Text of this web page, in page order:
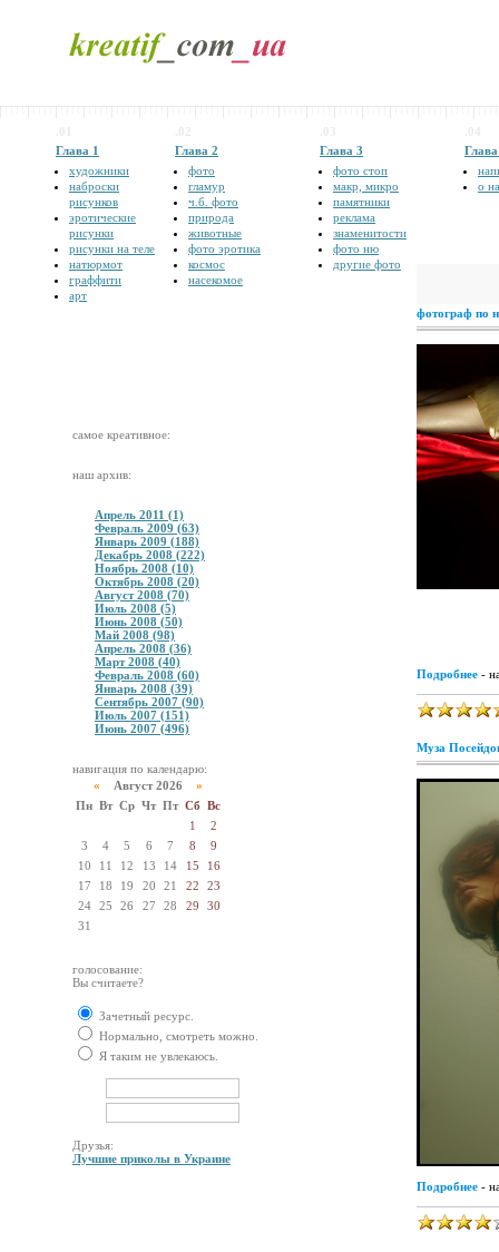
Глава 1
художники
наброски
рисунков
эротические
рисунки
рисунки на теле
натюрмот
граффити
арт
Глава 2
фото
гламур
ч.б. фото
природа
животные
фото эротика
космос
насекомое
Глава 3
фото стоп
макр, микро
памятники
реклама
знаменитости
фото ню
другие фото
о
самое креативное:
наш архив:
Апрель 2011 (1)
Февраль 2009 (63)
Январь 2009 (188)
Декабрь 2008 (222)
Ноябрь 2008 (10)
Октябрь 2008 (20)
Август 2008 (70)
Июль 2008 (5)
Июнь 2008 (50)
Май 2008 (98)
Апрель 2008 (36)
Март 2008 (40)
Февраль 2008 (60)
Январь 2008 (39)
Сентябрь 2007 (90)
Июль 2007 (151)
Июнь 2007 (496)
навигация по календарю:
« Август 2026 »
Пн Вт Ср Чт Пт Сб Вс
1
2
3
4 5 6 7 8
9
10
11 12 13 14 15
16
17
18 19 20 21 22
23
24
25 26 27 28 29
30
31
голосование:
Вы считаете?
Зачетный ресурс.
Нормально, смотреть можно.
Я таким не увлекаюсь.
Друзья:
Лучшие приколы в Украине
фотограф по
Подробнее -
Муза
Подробнее -